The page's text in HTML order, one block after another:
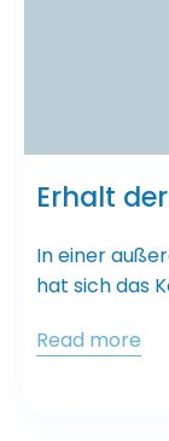
Erhalt
In einer
hat sich das
Read more